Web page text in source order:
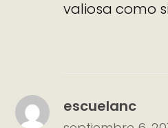
valiosa como
escuelanc